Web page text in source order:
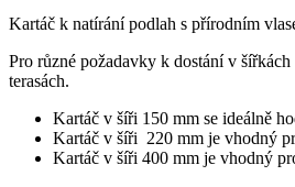
Kartáč k natírání podlah s přírodním
Pro různé požadavky k dostání v
terasách.
Kartáč v šíři 150 mm se ideálně
Kartáč v šíři 220 mm je vhodný
Kartáč v šíři 400 mm je vhodný